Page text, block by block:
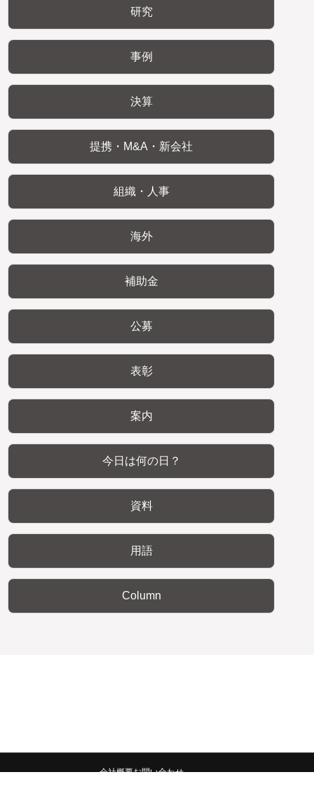
研究
事例
決算
提携・M&A・新会社
組織・人事
海外
補助金
公募
表彰
案内
今日は何の日？
資料
用語
Column
会社概要お問い合わせ